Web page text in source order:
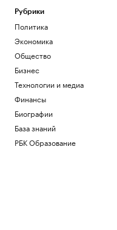
Рубрики
Политика
Экономика
Общество
Бизнес
Технологии и медиа
Финансы
Биографии
База знаний
РБК Образование